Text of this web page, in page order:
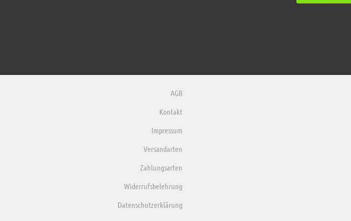
AGB
Kontakt
Impressum
Versandarten
Zahlungsarten
Widerrufsbelehrung
Datenschutzerklärung